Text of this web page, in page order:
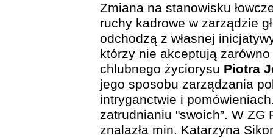
Zmiana na stanowisku
ruchy kadrowe w zarządzie
odchodzą z własnej
którzy nie akceptują
chlubnego życiorysu Piotra
jego sposobu zarządzania
intryganctwie i
zatrudnianiu "swoich”. W
znalazła min. Katarzyna